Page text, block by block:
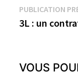
de
PUBLICATION
3L : un
VOUS